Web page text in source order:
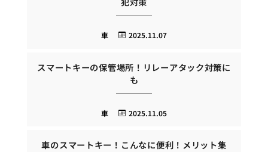
2025.11.07
車
スマートキーの保管場所！リレーアタック対策に
も
2025.11.05
車
車のスマートキー！こんなに便利！メリット集